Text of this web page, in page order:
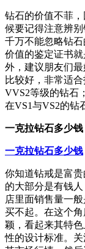
钻石的价值不菲
候要记得注意辨
千万不能忽略钻
价值的鉴定证书
外，建议朋友们
比较好，非常适
VVS2等级的钻石
在VS1与VS2的钻
一克拉钻石多少钱
一克拉钻石多少钱
你知道钻戒是富
的大部分是有钱
店里面销售量一
买不起。在这个
颖，看起来其特
性的设计标准。